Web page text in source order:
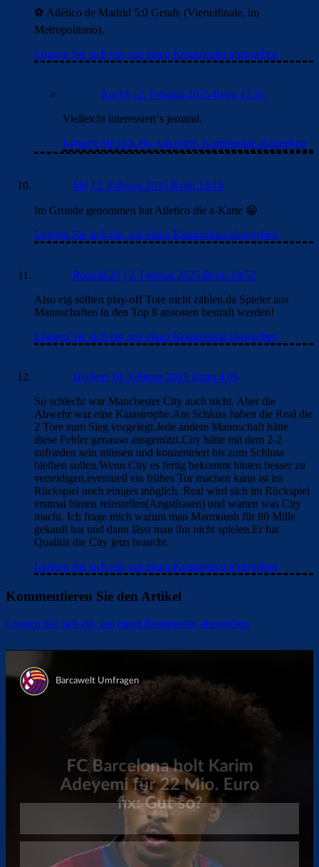
⚽ Atlético de Madrid 5:0 Getafe (Viertelfinale, im
Metropolitano).
Loggen Sie sich ein, um einen Kommentar abzugeben
Karl.k 12. Februar 2025 Beim 17:51
Vielleicht interessiert‘s jemand.
Loggen Sie sich ein, um einen Kommentar abzugeben
Mo 12. Februar 2025 Beim 18:16
Im Grunde genommen hat Atletico die a-Karte 😁
Loggen Sie sich ein, um einen Kommentar abzugeben
Ronald.33 12. Februar 2025 Beim 19:52
Also eig sollten play-off Tore nicht zählen,da Spieler aus
Mannschaften in den Top 8 ansosten bestraft werden!
Loggen Sie sich ein, um einen Kommentar abzugeben
Herbert 14. Februar 2025 Beim 4:09
So schlecht war Manchester City auch nicht. Aber die
Abwehr war eine Katastrophe.Am Schluss haben die Real die
2 Tore zum Sieg vorgelegt.Jede andere Mannschaft hätte
diese Fehler genauso ausgenützt.City hätte mit dem 2-2
zufrieden sein müssen und konzentriert bis zum Schluss
bleiben sollen.Wenn City es fertig bekommt hinten besser zu
verteidigen,eventuell ein frühes Tor machen kann ist im
Rückspiel noch einiges möglich. Real wird sich im Rückspiel
erstmal hinten reinstellen(Angsthasen) und warten was City
macht. Ich frage mich warum man Marmoush für 80 Mille
gekauft hat und dann lässt man ihn nicht spielen.Er hat
Qualität die City jetzt braucht.
Loggen Sie sich ein, um einen Kommentar abzugeben
Kommentieren Sie den Artikel
Loggen Sie sich ein, um einen Kommentar abzugeben
Überspringen